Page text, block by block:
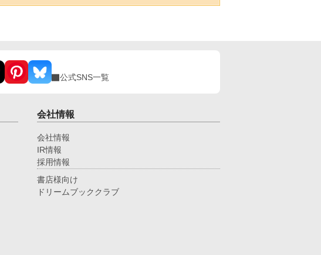
公式SNS一覧
会社情報
会社情報
IR情報
採用情報
書店様向け
ドリームブッククラブ